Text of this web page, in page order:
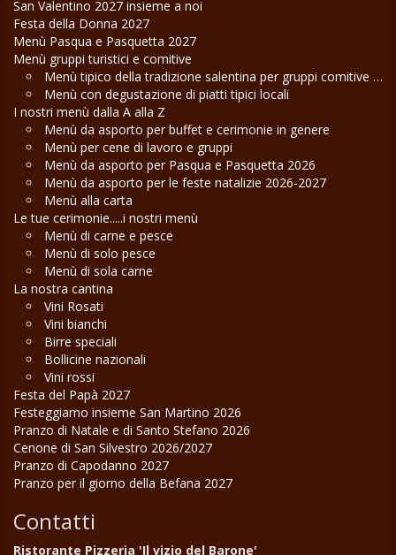
San Valentino 2027 insieme a noi
Festa della Donna 2027
Menù Pasqua e Pasquetta 2027
Menù gruppi turistici e comitive
Menù tipico della tradizione salentina per gruppi comitive e cene di lavoro
Menù con degustazione di piatti tipici locali
I nostri menù dalla A alla Z
Menù da asporto per buffet e cerimonie in genere
Menù per cene di lavoro e gruppi
Menù da asporto per Pasqua e Pasquetta 2026
Menù da asporto per le feste natalizie 2026-2027
Menù alla carta
Le tue cerimonie.....i nostri menù
Menù di carne e pesce
Menù di solo pesce
Menù di sola carne
La nostra cantina
Vini Rosati
Vini bianchi
Birre speciali
Bollicine nazionali
Vini rossi
Festa del Papà 2027
Festeggiamo insieme San Martino 2026
Pranzo di Natale e di Santo Stefano 2026
Cenone di San Silvestro 2026/2027
Pranzo di Capodanno 2027
Pranzo per il giorno della Befana 2027
Contatti
Ristorante Pizzeria 'Il vizio del Barone'